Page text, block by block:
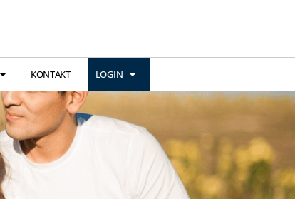
KONTAKT LOGIN